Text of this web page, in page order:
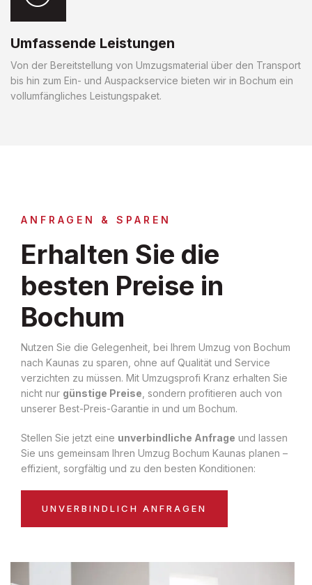
Umfassende Leistungen
Von der Bereitstellung von Umzugsmaterial über den Transport
bis hin zum Ein- und Auspackservice bieten wir in Bochum ein
vollumfängliches Leistungspaket.
ANFRAGEN & SPAREN
Erhalten Sie die
besten Preise in
Bochum
Nutzen Sie die Gelegenheit, bei Ihrem Umzug von Bochum
nach Kaunas zu sparen, ohne auf Qualität und Service
verzichten zu müssen. Mit Umzugsprofi Kranz erhalten Sie
nicht nur günstige Preise , sondern profitieren auch von
unserer Best-Preis-Garantie in und um Bochum.
Stellen Sie jetzt eine unverbindliche Anfrage und lassen
Sie uns gemeinsam Ihren Umzug Bochum Kaunas planen –
effizient, sorgfältig und zu den besten Konditionen:
UNVERBINDLICH ANFRAGEN